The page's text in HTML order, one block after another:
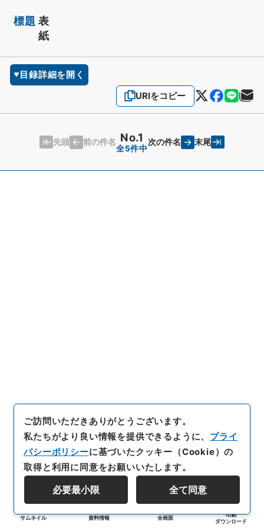
標題 表
紙
目録詳細を開く
URIをコピー
先頭 前の件名 No.1
全5件中
次の件名 末尾
サムネイル 資料情報 全画面
印刷
ダウンロード
ご訪問いただきありがとうございます。
私たちがより良い情報を提供できるように、 プライ
バシーポリシーに基づいたクッキー（Cookie）の
取得と利用に同意をお願いいたします。
必要最小限 全て同意